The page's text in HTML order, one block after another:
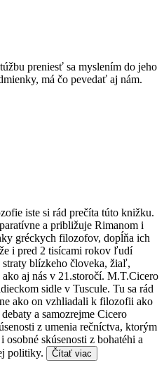
preniesť sa myslením do jeho
má čo pevedať aj nám.
iste si rád prečíta túto knižku.
a približuje Rimanom i
gréckych filozofov, dopĺňa ich
i pred 2 tisícami rokov ľudí
blízkeho človeka, žiaľ,
aj nás v 21.storočí. M.T.Cicero
sidle v Tuscule. Tu sa rád
ako on vzhliadali k filozofii ako
a samozrejme Cicero
z umenia rečníctva, ktorým
osobné skúsenosti z bohatéhi a
politiky.
Čítať viac